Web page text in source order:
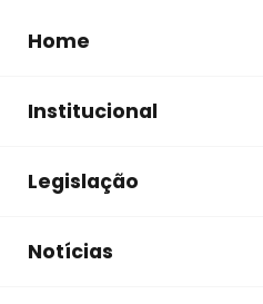
Home
Institucional
Legislação
Notícias